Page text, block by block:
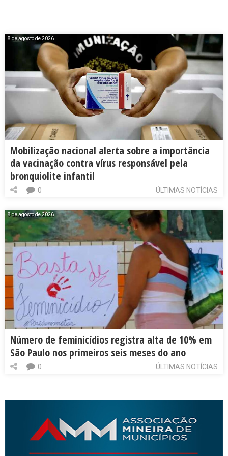
8 de agosto de 2026
Mobilização nacional alerta sobre a importância
da vacinação contra vírus responsável pela
bronquiolite infantil
ÚLTIMAS NOTÍCIAS
0
8 de agosto de 2026
Número de feminicídios registra alta de 10% em
São Paulo nos primeiros seis meses do ano
ÚLTIMAS NOTÍCIAS
0